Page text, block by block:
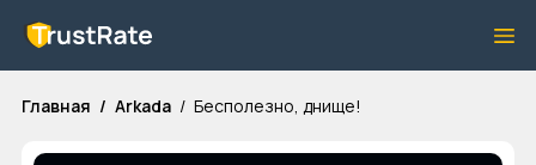
Главная Arkada Бесполезно, днище!